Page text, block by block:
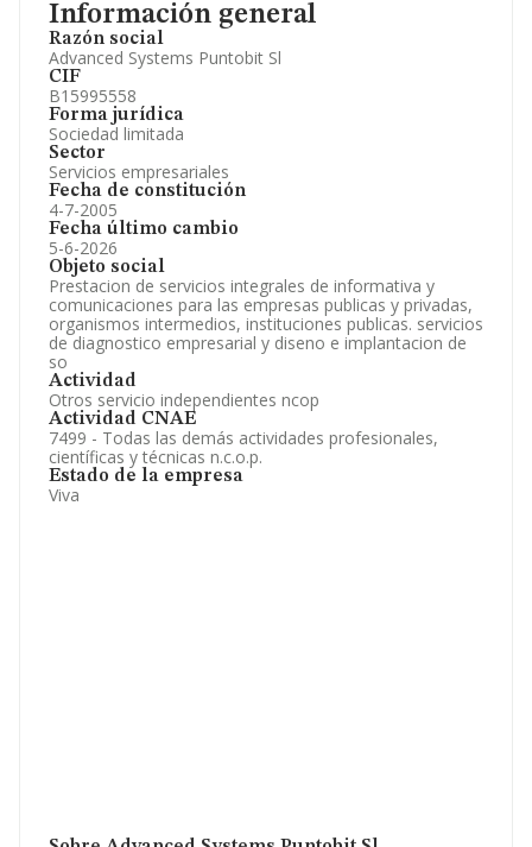
Información general
Razón social
Advanced Systems Puntobit Sl
CIF
B15995558
Forma jurídica
Sociedad limitada
Sector
Servicios empresariales
Fecha de constitución
4-7-2005
Fecha último cambio
5-6-2026
Objeto social
Prestacion de servicios integrales de informativa y
comunicaciones para las empresas publicas y privadas,
organismos intermedios, instituciones publicas. servicios
de diagnostico empresarial y diseno e implantacion de
so
Actividad
Otros servicio independientes ncop
Actividad CNAE
7499 - Todas las demás actividades profesionales,
científicas y técnicas n.c.o.p.
Estado de la empresa
Viva